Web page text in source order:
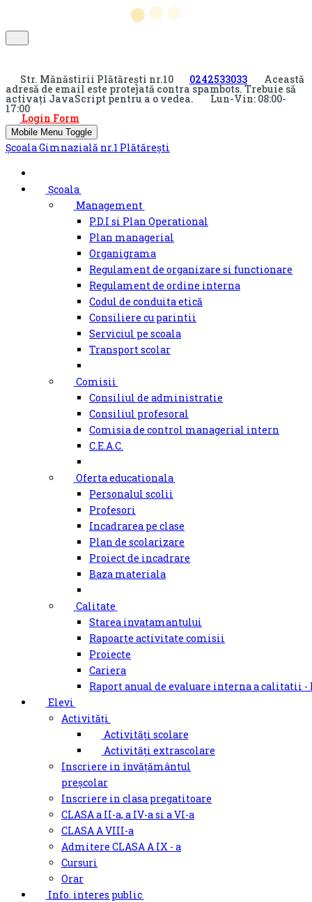
Str. Mănăstirii Plătărești nr.10 0242533033 Această
adresă de email este protejată contra spambots. Trebuie să
activați JavaScript pentru a o vedea. Lun-Vin: 08:00-
17:00
Login Form
Mobile Menu Toggle
Şcoala Gimnazială nr.1 Plătărești
Școala
Management
P.D.I si Plan Operational
Plan managerial
Organigrama
Regulament de organizare si functionare
Regulament de ordine interna
Codul de conduita etică
Consiliere cu parintii
Serviciul pe scoala
Transport scolar
Comisii
Consiliul de administratie
Consiliul profesoral
Comisia de control managerial intern
C.E.A.C.
Oferta educationala
Personalul scolii
Profesori
Incadrarea pe clase
Plan de scolarizare
Proiect de incadrare
Baza materiala
Calitate
Starea invatamantului
Rapoarte activitate comisii
Proiecte
Cariera
Raport anual de evaluare interna a calitatii -
Elevi
Activități
Activități scolare
Activități extrascolare
Inscriere in învățământul
preșcolar
Inscriere in clasa pregatitoare
CLASA a II-a, a IV-a si a VI-a
CLASA A VIII-a
Admitere CLASA A IX - a
Cursuri
Orar
Info. interes public